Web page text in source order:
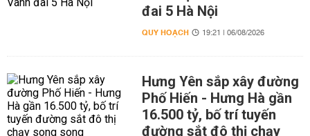
đai 5 Hà Nội
QUY HOẠCH 19:21 | 06/08/2026
Hưng Yên sắp xây đường
Phố Hiến - Hưng Hà gần
16.500 tỷ, bố trí tuyến
đường sắt đô thị chạy